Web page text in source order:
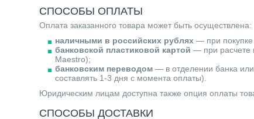
СПОСОБЫ ОПЛАТЫ
Оплата заказанного товара может быть осуществлена:
наличными в российских рублях — при покупке
банковской пластиковой картой — при расчете
Maestro);
банковским переводом — в отделении банка
составлять 1-3 дня с момента оплаты).
Юридическим лицам доступна также опция оплаты
СПОСОБЫ ДОСТАВКИ